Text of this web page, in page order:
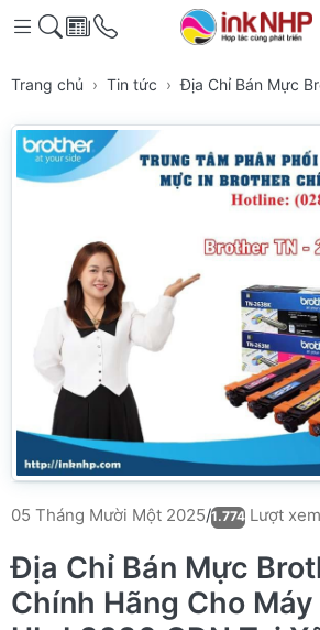
Trang chủ Tin tức Địa Chỉ Bán Mực
05 Tháng Mười Một 2025/1.774 Lượt
Địa Chỉ Bán Mực
Chính Hãng Cho